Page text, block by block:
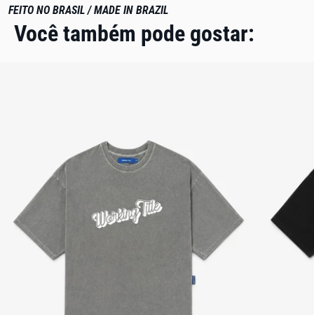
FEITO NO BRASIL / MADE IN BRAZIL
Você também pode gostar: